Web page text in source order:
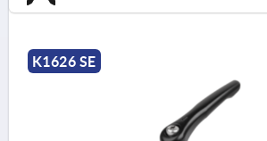
K1626 SE